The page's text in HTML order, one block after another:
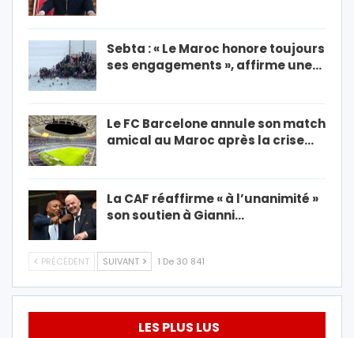
Sebta : « Le Maroc honore toujours
ses engagements », affirme une…
Le FC Barcelone annule son match
amical au Maroc après la crise…
La CAF réaffirme « à l’unanimité »
son soutien à Gianni…
PRÉCÉDENT SUIVANT 1 De 30 841
LES PLUS LUS